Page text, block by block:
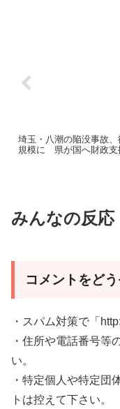
埼玉・八潮の陥没事故、
規模に 県が国へ財政支
みんなの反応
コメントをど
・スパム対策で「
・住所や電話番号等
い。
・特定個人や特定団
トは控えて下さい。